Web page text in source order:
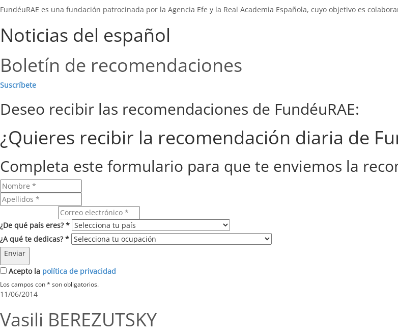
FundéuRAE es una fundación patrocinada por la Agencia Efe y la Real Academia Española, cuyo objetivo es
Noticias del español
Boletín de recomendaciones
Suscríbete
Deseo recibir las recomendaciones de FundéuRAE:
¿Quieres recibir la recomendación diaria de
Completa este formulario para que te enviemos la
¿De qué país eres? *
¿A qué te dedicas? *
Enviar
Acepto la política de privacidad
Los campos con * son obligatorios.
11/06/2014
Vasili BEREZUTSKY